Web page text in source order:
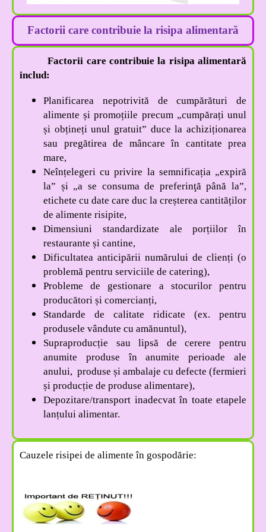
Factorii care contribuie la risipa alimentară
Factorii care contribuie la risipa alimentară
includ:
Planificarea nepotrivită de cumpărături de
alimente și promoțiile precum „cumpărați unul
și obțineți unul gratuit” duce la achiziționarea
sau pregătirea de mâncare în cantitate prea
mare,
Neînțelegeri cu privire la semnificația „expiră
la” și „a se consuma de preferinţă până la”,
etichete cu date care duc la creșterea cantităților
de alimente risipite,
Dimensiuni standardizate ale porțiilor în
restaurante și cantine,
Dificultatea anticipării numărului de clienți (o
problemă pentru serviciile de catering),
Probleme de gestionare a stocurilor pentru
producători și comercianți,
Standarde de calitate ridicate (ex. pentru
produsele vândute cu amănuntul),
Supraproducție sau lipsă de cerere pentru
anumite produse în anumite perioade ale
anului, produse și ambalaje cu defecte (fermieri
și producție de produse alimentare),
Depozitare/transport inadecvat în toate etapele
lanțului alimentar.
Cauzele risipei de alimente în gospodărie: